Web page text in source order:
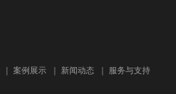
案例展示 新闻动态
服务与支持